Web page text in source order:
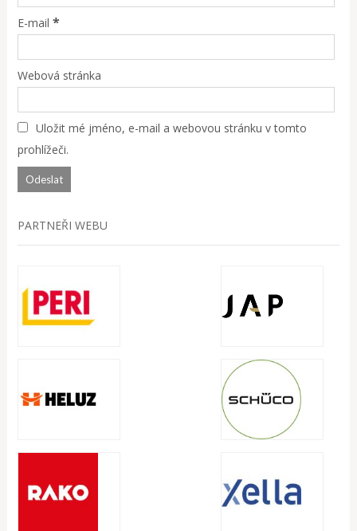
E-mail *
Webová stránka
Uložit mé jméno, e-mail a webovou stránku v tomto
prohlížeči.
PARTNEŘI WEBU